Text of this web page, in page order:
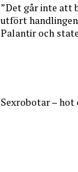
”Det går inte att
utfört
Palantir och
Sexrobotar –